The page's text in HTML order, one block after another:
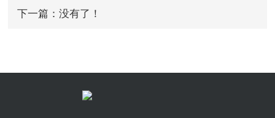
下一篇：没有了！